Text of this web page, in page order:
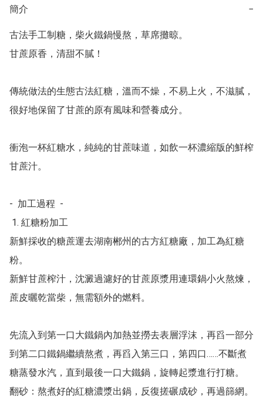
簡介 −
古法手工制糖，柴火鐵鍋慢熬，草席攤晾。
甘蔗原香，清甜不膩！
傳統做法的生態古法紅糖，溫而不燥，不易上火，不滋膩，
很好地保留了甘蔗的原有風味和營養成分。
衝泡一杯紅糖水，純純的甘蔗味道，如飲一杯濃縮版的鮮榨
甘蔗汁。
-  加工過程  -
新鮮採收的糖蔗運去湖南郴州的古方紅糖廠，加工為紅糖
粉。
新鮮甘蔗榨汁，沈澱過濾好的甘蔗原漿用連環鍋小火熬煉，
蔗皮曬乾當柴，無需額外的燃料。
先流入到第一口大鐵鍋內加熱並撈去表層浮沫，再舀一部分
到第二口鐵鍋繼續熬煮，再舀入第三口，第四口……不斷煮
糖蒸發水汽，直到最後一口大鐵鍋，旋轉起漿進行打糖。
翻砂：熬煮好的紅糖濃漿出鍋，反復搓碾成砂，再過篩網。